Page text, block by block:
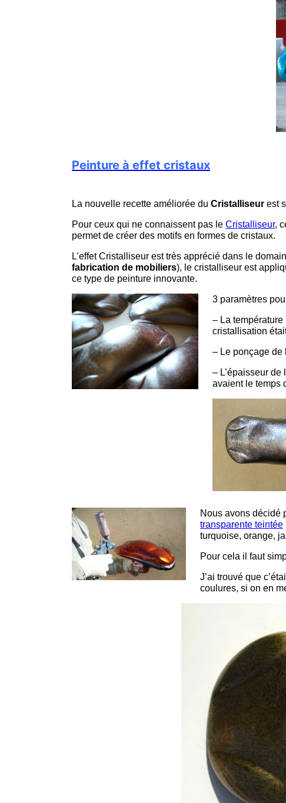
Peinture à effet cristaux
La nouvelle recette améliorée du Cristalliseur est
Pour ceux qui ne connaissent pas le Cristalliseur,
permet de créer des motifs en formes de cristaux.
L’effet Cristalliseur est très apprécié dans le
fabrication de mobiliers), le cristalliseur est
ce type de peinture innovante.
3 paramètres
– La température
cristallisation
– Le ponçage de
– L’épaisseur
avaient le temps
Nous avons décidé
transparente teintée
turquoise, orange,
Pour cela il faut
J’ai trouvé que
coulures, si on en